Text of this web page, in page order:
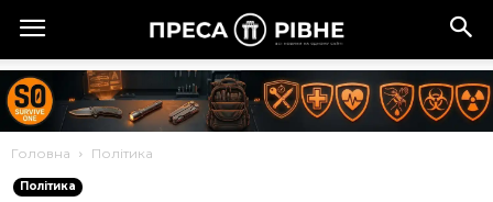
Головна Політика
Політика